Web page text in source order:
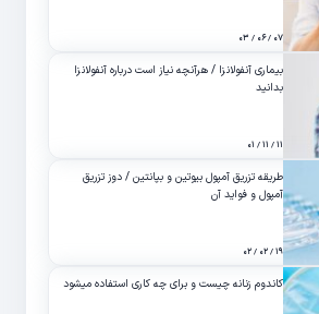
۰۷ / ۰۶ / ۰۳
بیماری آنفولانزا / هرآنچه نیاز است درباره آنفولانزا
بدانید
۱۱ / ۱۱ / ۰۱
طریقه تزریق آمپول بیوتین و بپانتین / دوز تزریق
آمپول و فواید آن
۱۹ / ۰۲ / ۰۲
کاندوم زنانه چیست و برای چه کاری استفاده میشود